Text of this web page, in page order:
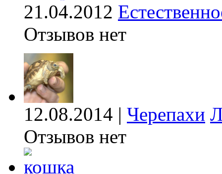
21.04.2012
Отзывов нет
12.08.2014 | Черепахи
Отзывов нет